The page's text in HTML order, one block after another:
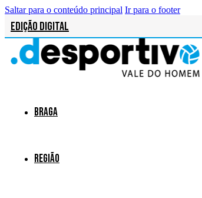
Saltar para o conteúdo principal Ir para o footer
Edição Digital
Braga
Região